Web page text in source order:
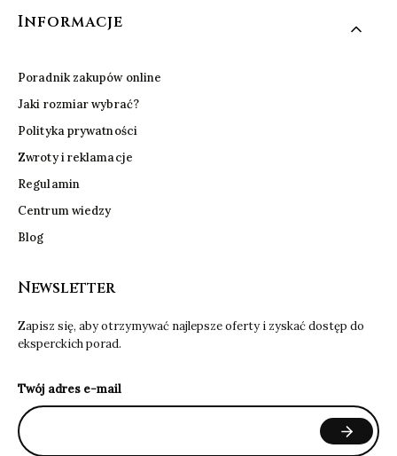
Informacje
Poradnik zakupów online
Jaki rozmiar wybrać?
Polityka prywatności
Zwroty i reklamacje
Regulamin
Centrum wiedzy
Blog
Newsletter
Zapisz się, aby otrzymywać najlepsze oferty i zyskać dostęp do
eksperckich porad.
Twój adres e-mail